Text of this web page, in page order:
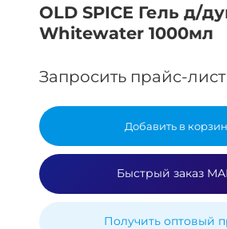
OLD SPICE Гель д/
Whitewater 1000мл
Запросить прайс-лист
Добавить в
Быстрый заказ
Получить оптовый